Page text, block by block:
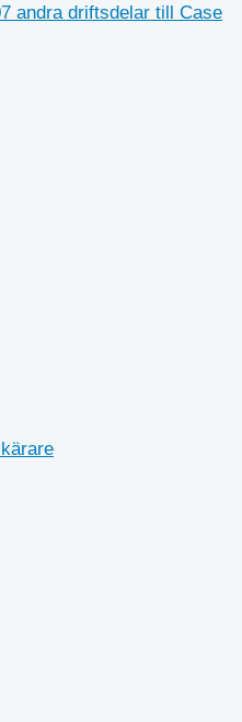
andra driftsdelar till Case